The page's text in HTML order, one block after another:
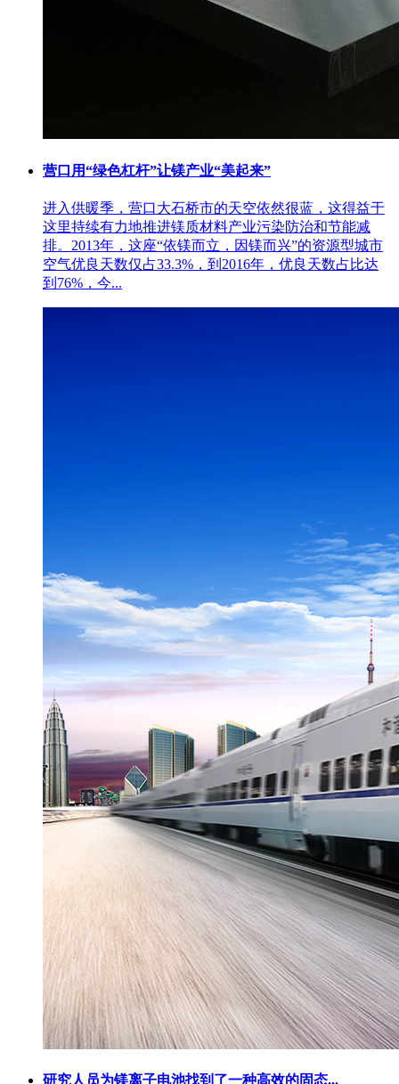
营口用“绿色杠杆”让镁产业“美起来”
进入供暖季，营口大石桥市的天空依然很蓝，这得益于
这里持续有力地推进镁质材料产业污染防治和节能减
排。2013年，这座“依镁而立，因镁而兴”的资源型城市
空气优良天数仅占33.3%，到2016年，优良天数占比达
到76%，今...
研究人员为镁离子电池找到了一种高效的固态...